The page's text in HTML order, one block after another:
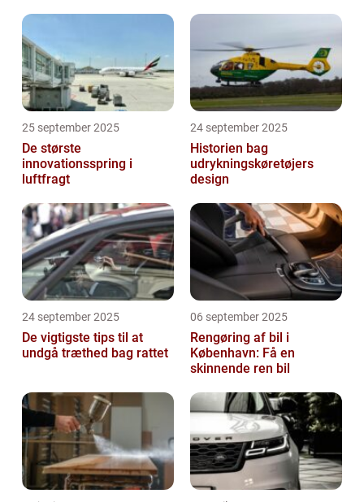
25 september 2025
De største
innovationsspring i
luftfragt
24 september 2025
Historien bag
udrykningskøretøjers
design
24 september 2025
De vigtigste tips til at
undgå træthed bag rattet
06 september 2025
Rengøring af bil i
København: Få en
skinnende ren bil